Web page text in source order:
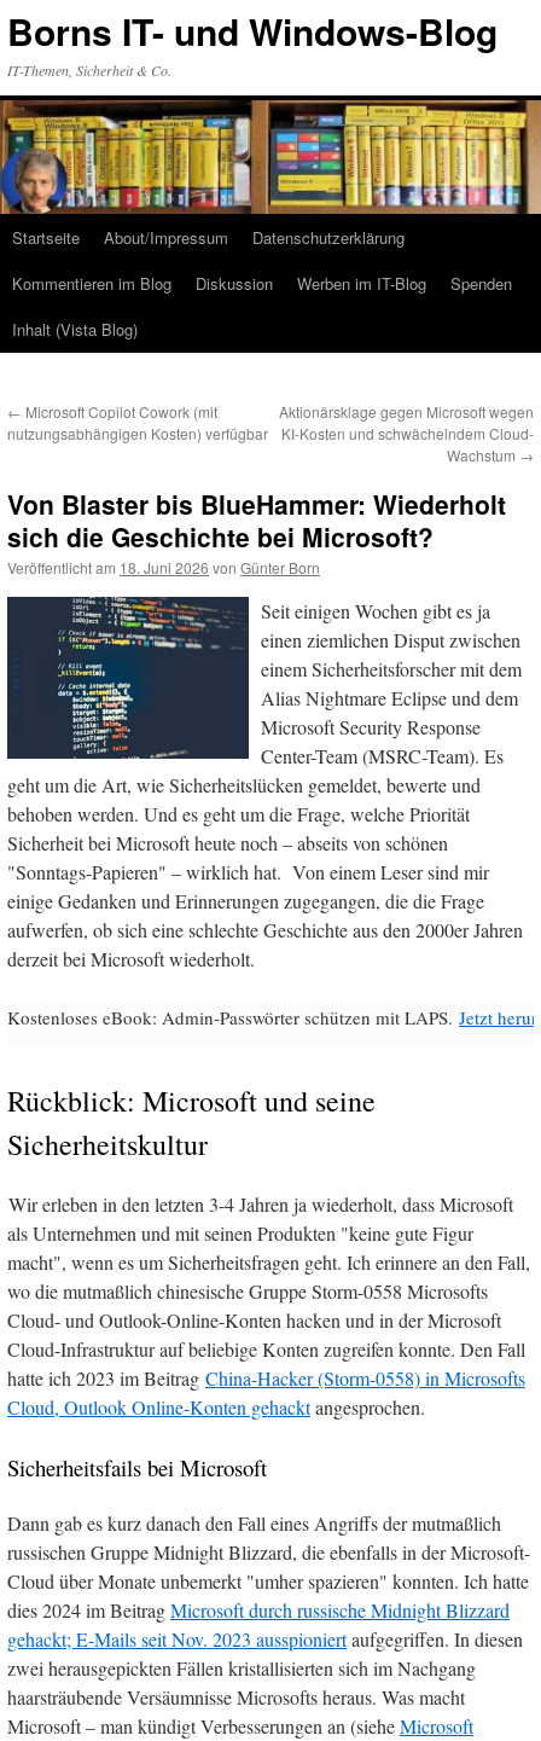
Inhalt
Borns IT- und Windows-Blog
IT-Themen, Sicherheit & Co.
Startseite About/Impressum
Datenschutzerklärung
Kommentieren im Blog
Diskussion Werben im IT-Blog
Spenden
Inhalt (Vista Blog)
← Microsoft Copilot Cowork (mit
nutzungsabhängigen Kosten) verfügbar
Aktionärsklage gegen Microsoft wegen
KI-Kosten und schwächelndem Cloud-
Wachstum →
Von Blaster bis BlueHammer: Wiederholt
sich die Geschichte bei Microsoft?
Veröffentlicht am 18. Juni 2026 von Günter Born
Seit einigen Wochen gibt es ja
einen ziemlichen Disput zwischen
einem Sicherheitsforscher mit dem
Alias Nightmare Eclipse und dem
Microsoft Security Response
Center-Team (MSRC-Team). Es
geht um die Art, wie Sicherheitslücken gemeldet, bewerte und
behoben werden. Und es geht um die Frage, welche Priorität
Sicherheit bei Microsoft heute noch – abseits von schönen
"Sonntags-Papieren" – wirklich hat. Von einem Leser sind mir
einige Gedanken und Erinnerungen zugegangen, die die Frage
aufwerfen, ob sich eine schlechte Geschichte aus den 2000er Jahren
derzeit bei Microsoft wiederholt.
Kostenloses eBook: Admin-Passwörter schützen mit LAPS. Jetzt
Rückblick: Microsoft und seine
Sicherheitskultur
Wir erleben in den letzten 3-4 Jahren ja wiederholt, dass Microsoft
als Unternehmen und mit seinen Produkten "keine gute Figur
macht", wenn es um Sicherheitsfragen geht. Ich erinnere an den Fall,
wo die mutmaßlich chinesische Gruppe Storm-0558 Microsofts
Cloud- und Outlook-Online-Konten hacken und in der Microsoft
Cloud-Infrastruktur auf beliebige Konten zugreifen konnte. Den Fall
hatte ich 2023 im Beitrag China-Hacker (Storm-0558) in Microsofts
Cloud, Outlook Online-Konten gehacktangesprochen.
Sicherheitsfails bei Microsoft
Dann gab es kurz danach den Fall eines Angriffs der mutmaßlich
russischen Gruppe Midnight Blizzard, die ebenfalls in der Microsoft-
Cloud über Monate unbemerkt "umher spazieren" konnten. Ich hatte
dies 2024 im BeitragMicrosoft durch russische Midnight Blizzard
gehackt; E-Mails seit Nov. 2023 ausspioniertaufgegriffen. In diesen
zwei herausgepickten Fällen kristallisierten sich im Nachgang
haarsträubende Versäumnisse Microsofts heraus. Was macht
Microsoft – man kündigt Verbesserungen an (sieheMicrosoft